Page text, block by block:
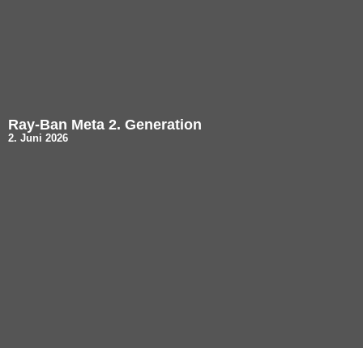
Ray-Ban Meta 2. Generation
2. Juni 2026